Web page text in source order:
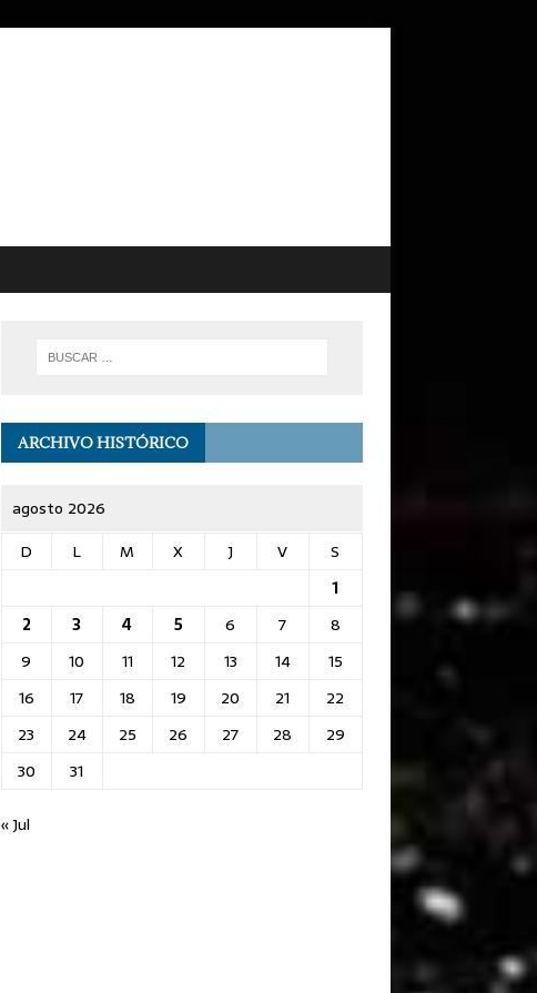
ARCHIVO HISTÓRICO
agosto 2026
D
L M X J V
S
1
2
3 4 5 6 7
8
9
10 11 12 13 14
15
16
17 18 19 20 21
22
23
24 25 26 27 28
29
30
31
« Jul